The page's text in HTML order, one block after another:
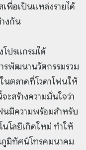
เพื่อเป็นแหล่งรายได้
งกัน
โปรแกรมได้
รพัฒนานวัตกรรมรวม
นตลาดที่โวดาโฟนให้
ะสร้างความมั่นใจว่า
นมีความพร้อมสำหรับ
นโลยีเกิดใหม่ ทำให้
มิทัศน์โทรคมนาคม